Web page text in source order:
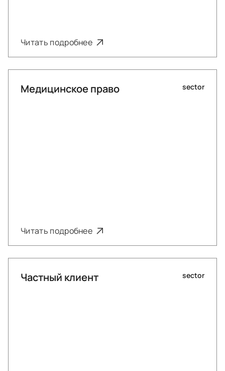
Читать подробнее
Медицинское право sector
Читать подробнее
Частный клиент sector